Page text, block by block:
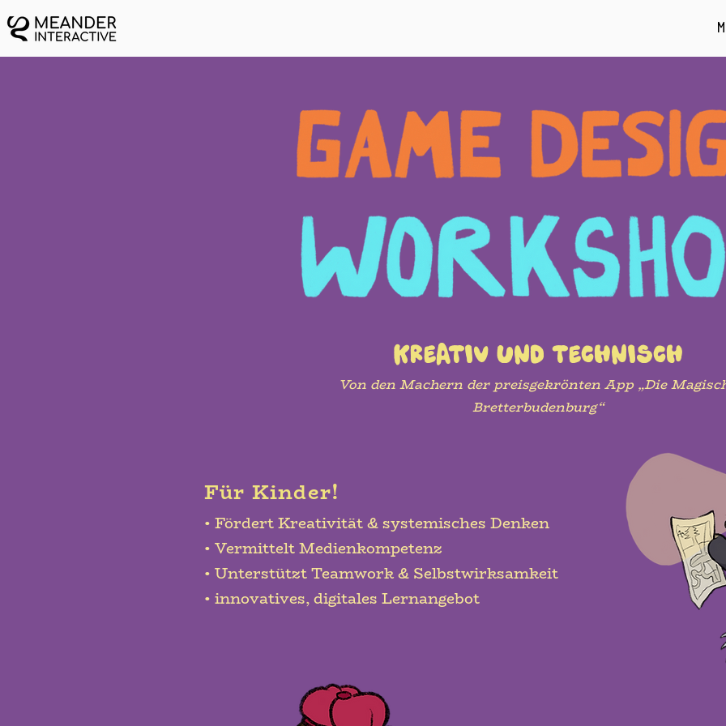
KREATIV UND TECHNISCH
Von den Machern der preisgekrönten App „Die
Bretterbudenburg“
Für Kinder!
• Fördert Kreativität & systemisches Denken
• Vermittelt Medienkompetenz
• Unterstützt Teamwork & Selbstwirksamkeit
• innovatives, digitales Lernangebot